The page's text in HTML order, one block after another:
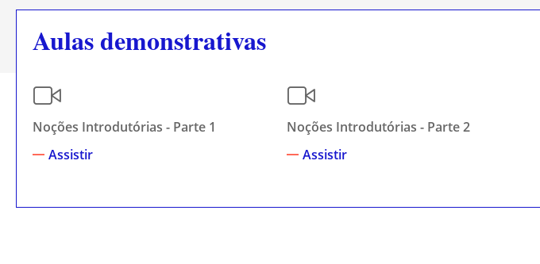
Aulas demonstrativas
Noções Introdutórias - Parte 1
Assistir
Noções Introdutórias - Parte 2
Assistir